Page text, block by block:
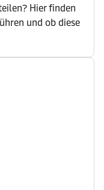
Hier finden
und ob diese